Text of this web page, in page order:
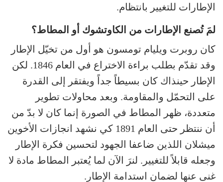
الإطارات للتغيير بانتظام.
لمَ تُصنع الإطارات من الكاوتشوك أو المطاط؟
كان روبرت ويليام تومسون هو أول من تخيّل الإطار
وقد تقدّم بطلب براءة الاختراع في العام 1846. لكن
الإطار حينذاك كان بسيطاً جداً ويفتقر إلى القدرة
على التحمّل والمقاومة. وبعد محاولات تطوير
متعددة، ظهر المطاط في الصورة إنما كان لا بدّ من
أن ننتظر حتى العام 1891 كي نشهد انجازات الأخوين
ميشلان اللذين ضاعفا الجهود لتحسين فكرة الإطار
وجعله قابلاً للتغيير. لنرَ الآن لما يُعتبر المطاط مادة لا
غنى عنها لضمان استدامة الإطار.